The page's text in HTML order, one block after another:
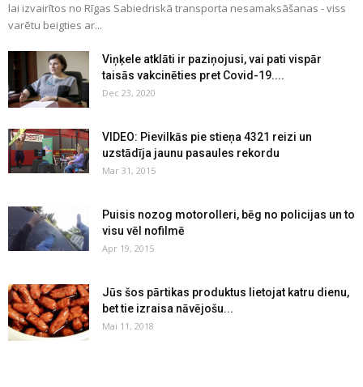
lai izvairītos no Rīgas Sabiedriskā transporta nesamaksāšanas - viss
varētu beigties ar...
Viņķele atklāti ir paziņojusi, vai pati vispār
taisās vakcinēties pret Covid-19....
Dec 23, 2020
VIDEO: Pievilkās pie stieņa 4321 reizi un
uzstādīja jaunu pasaules rekordu
Mar 31, 2015
Puisis nozog motorolleri, bēg no policijas un to
visu vēl nofilmē
Apr 19, 2015
Jūs šos pārtikas produktus lietojat katru dienu,
bet tie izraisa nāvējošu...
Mai 11, 2018